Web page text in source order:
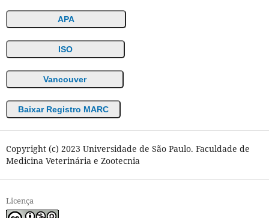
APA
ISO
Vancouver
Baixar Registro MARC
Copyright (c) 2023 Universidade de São Paulo. Faculdade de
Medicina Veterinária e Zootecnia
Licença